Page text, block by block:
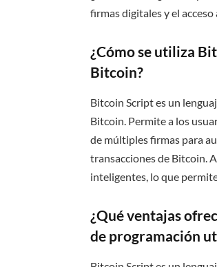
firmas digitales y el
¿Cómo se utiliza
Bitcoin?
Bitcoin Script es un
Bitcoin. Permite a los
de múltiples firmas para
transacciones de Bitcoin.
inteligentes, lo que
¿Qué ventajas
de programación